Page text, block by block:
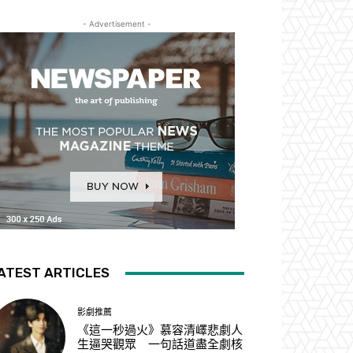
- Advertisement -
ARTICLES
影劇推薦
《這一秒過火》慕容清嶧悲劇人
生逼哭觀眾 一句話道盡全劇核